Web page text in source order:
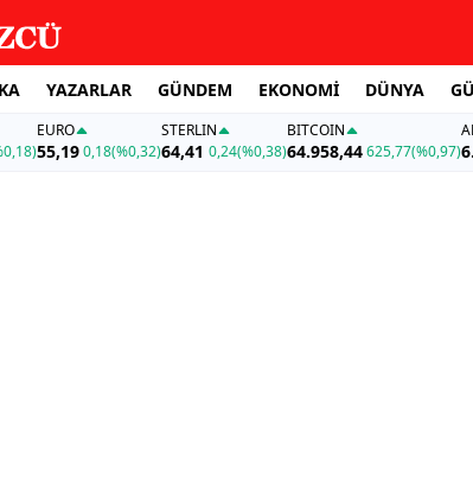
YAZARLAR GÜNDEM EKONOMİ DÜNYA
EURO
55,19 0,18(%0,32)
STERLIN
64,41 0,24(%0,38)
BITCOIN
64.958,44625,77(%0,97)